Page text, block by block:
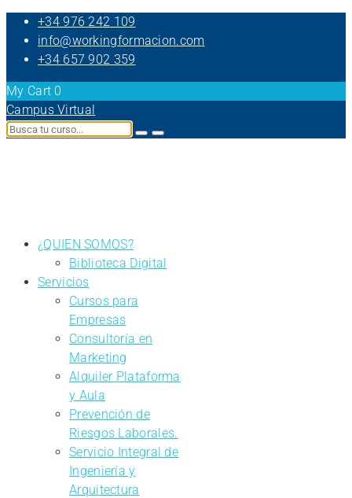
+34 976 242 109
info@workingformacion.com
+34 657 902 359
My Cart 0
Campus Virtual
¿QUIEN SOMOS?
Biblioteca Digital
Servicios
Cursos para
Empresas
Consultoría en
Marketing
Alquiler Plataforma
y Aula
Prevención de
Riesgos Laborales.
Servicio Integral de
Ingeniería y
Arquitectura